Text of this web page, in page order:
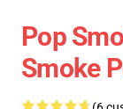
Pop
Smoke